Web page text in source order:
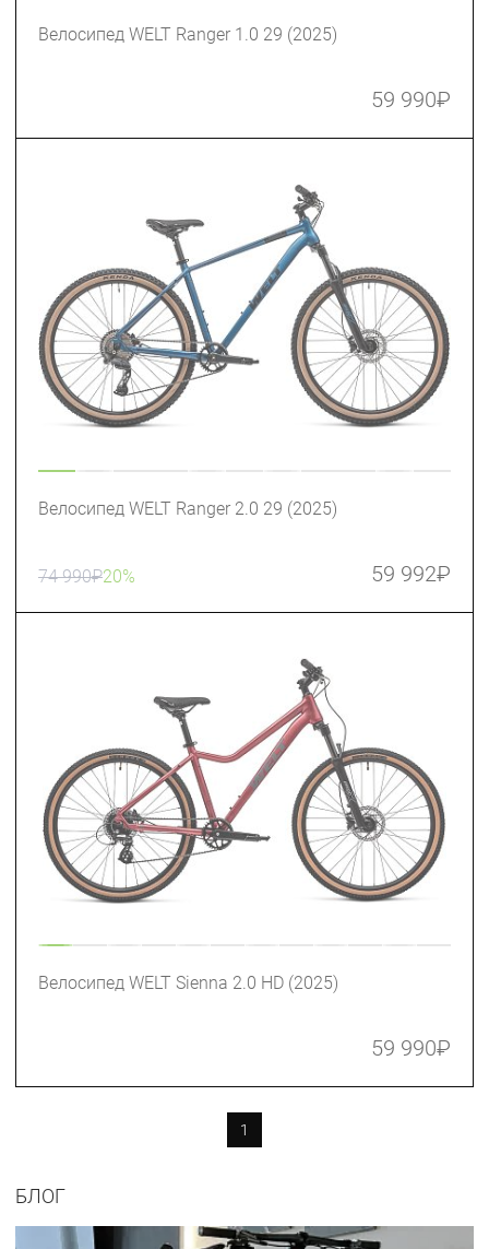
Велосипед WELT Ranger 1.0 29 (2025)
59 990₽
Велосипед WELT Ranger 2.0 29 (2025)
74 990₽20% 59 992₽
Велосипед WELT Sienna 2.0 HD (2025)
59 990₽
1
БЛОГ